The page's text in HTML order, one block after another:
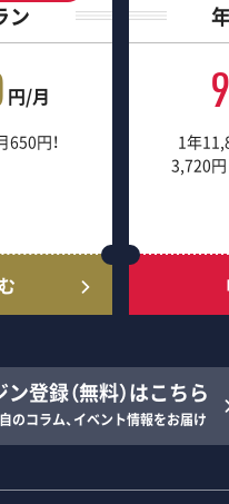
ン
円/月
円！
1年
3,720円
登録（無料）はこちら
のコラム、イベント情報をお届け